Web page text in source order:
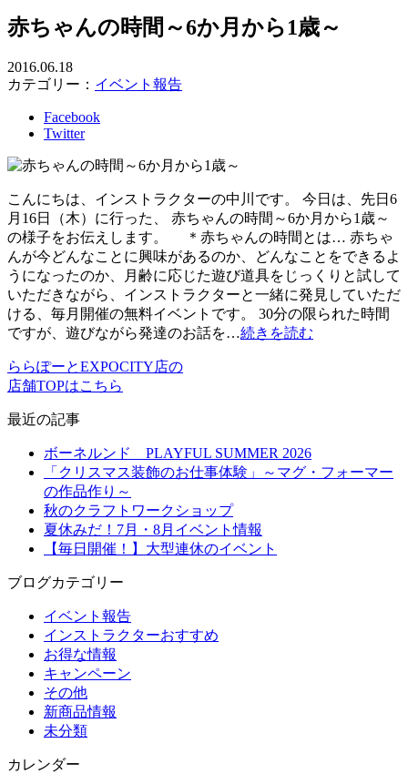
赤ちゃんの時間～6か月から1歳～
2016.06.18
カテゴリー： イベント報告
Facebook
Twitter
こんにちは、インストラクターの中川です。 今日は、先日6
月16日（木）に行った、 赤ちゃんの時間～6か月から1歳～
の様子をお伝えします。 ＊赤ちゃんの時間とは… 赤ちゃ
んが今どんなことに興味があるのか、どんなことをできるよ
うになったのか、月齢に応じた遊び道具をじっくりと試して
いただきながら、インストラクターと一緒に発見していただ
ける、毎月開催の無料イベントです。 30分の限られた時間
ですが、遊びながら発達のお話を…続きを読む
ららぽーとEXPOCITY店の
店舗TOPはこちら
最近の記事
ボーネルンド PLAYFUL SUMMER 2026
「クリスマス装飾のお仕事体験」～マグ・フォーマー
の作品作り～
秋のクラフトワークショップ
夏休みだ！7月・8月イベント情報
【毎日開催！】大型連休のイベント
ブログカテゴリー
イベント報告
インストラクターおすすめ
お得な情報
キャンペーン
その他
新商品情報
未分類
カレンダー